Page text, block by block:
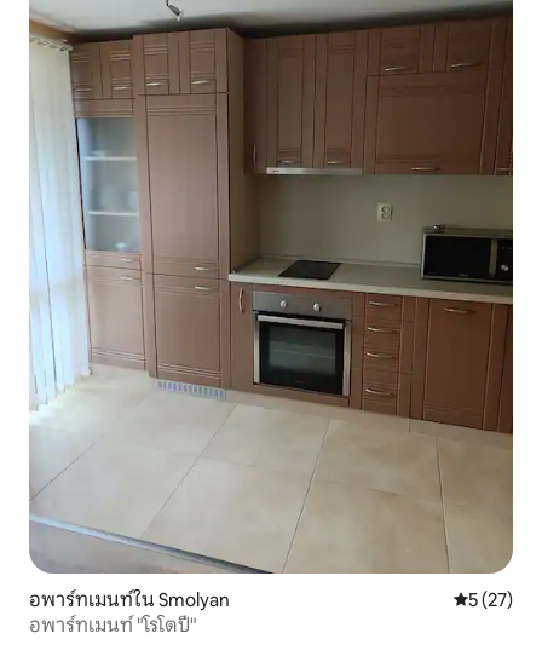
อพาร์ทเมนท์ใน Smolyan คะแนนเฉลี่
5 (27)
อพาร์ทเมนท์ "โรโดปี"